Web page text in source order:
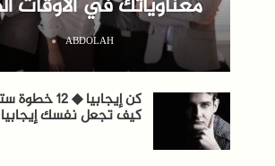
ABDOLAH
كن إيجابيا ◆
كيف تجعل نفسك إيجابيا